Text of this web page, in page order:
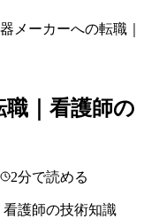
メーカーへの転職｜
職｜看護師の
2分で読める